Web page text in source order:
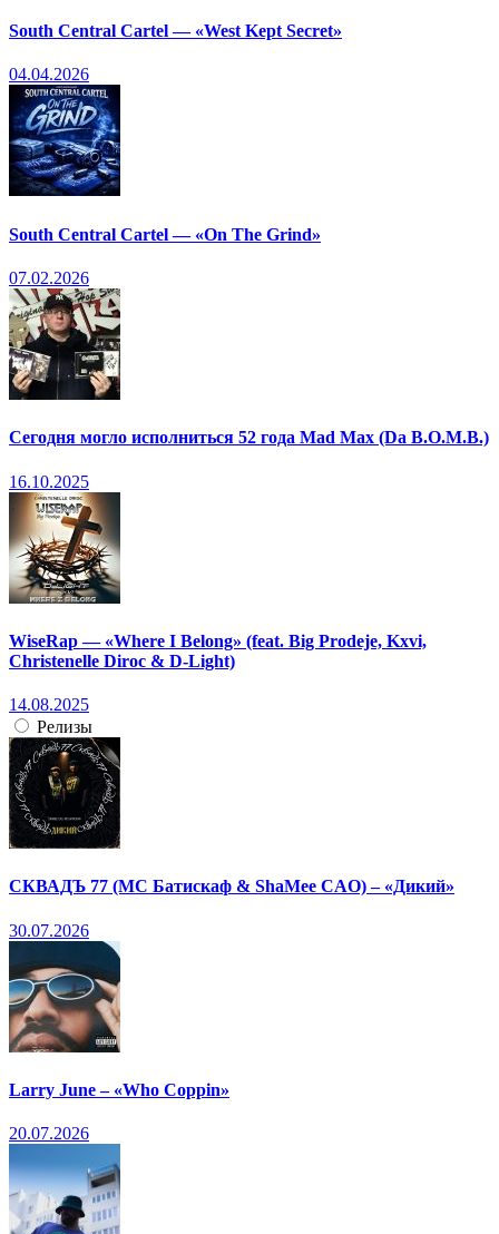
South Central Cartel — «West Kept Secret»
04.04.2026
South Central Cartel — «On The Grind»
07.02.2026
Сегодня могло исполниться 52 года Mad Max (Da B.O.M.B.)
16.10.2025
WiseRap — «Where I Belong» (feat. Big Prodeje, Kxvi,
Christenelle Diroc & D-Light)
14.08.2025
Релизы
СКВАДЪ 77 (МС Батискаф & ShaMee CAO) – «Дикий»
30.07.2026
Larry June – «Who Coppin»
20.07.2026